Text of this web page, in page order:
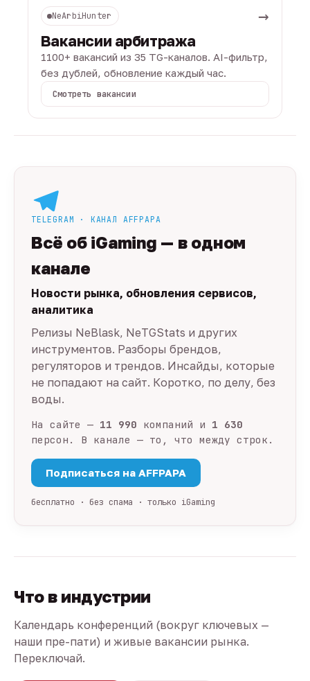
NeArbiHunter →
Вакансии арбитража
1100+ вакансий из 35 TG-каналов. AI-фильтр,
без дублей, обновление каждый час.
Смотреть вакансии
TELEGRAM · КАНАЛ AFFPAPA
Всё об iGaming — в одном
канале
Новости рынка, обновления сервисов,
аналитика
Релизы NeBlask, NeTGStats и других
инструментов. Разборы брендов,
регуляторов и трендов. Инсайды, которые
не попадают на сайт. Коротко, по делу, без
воды.
На сайте — 11 990 компаний и 1 630
персон. В канале — то, что между строк.
Подписаться на AFFPAPA
бесплатно · без спама · только iGaming
Что в индустрии
Календарь конференций (вокруг ключевых —
наши пре-пати) и живые вакансии рынка.
Переключай.